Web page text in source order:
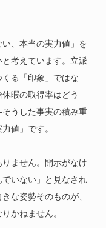
、本当の実力値」を
考えています。立派
る「印象」ではな
暇の取得率はどう
うした事実の積み重
値」です。
ません。開示がなけ
いない」と見なされ
な姿勢そのものが、
かねません。